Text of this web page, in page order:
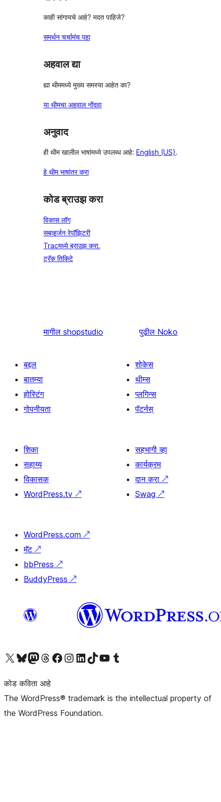
काही सांगायचे आहे? मदत पाहिजे?
समर्थन चर्चामंच पहा
अहवाल द्या
ह्या थीममध्ये मुख्य समस्या आहेत का?
या थीमचा अहवाल नोंदवा
अनुवाद
ही थीम खालील भाषांमध्ये उपलब्ध आहे: English (US).
हे थीम भाषांतर करा
कोड ब्राउझ करा
विकास लॉग
सबव्हर्जन रेपॉझिटरी
Tracमध्ये ब्राउझ करा.
ट्रॅक तिकिटे
मागील shopstudio पुढील Noko
बद्दल
बातम्या
होस्टिंग
गोपनीयता
शोकेस
थीम्स
प्लगिन्स
पॅटर्नस्
शिका
सहाय्य
विकासक
WordPress.tv ↗
सहभागी व्हा
कार्यक्रम
दान करा ↗
Swag ↗
WordPress.com ↗
मॅट ↗
bbPress ↗
BuddyPress ↗
आमच्या X (एक्स) (पूर्वीचे ट्विटर) खात्याला भेट द्या आमच्या ब्लूस्की खात्याला भेट द्या.आमच्या Mastodon खात्याला भेट द्या.आमच्या थ्रेड्स खात्याला भेट द्या. आमच्या फेसबुक पेजला भेट द्या आमच्या इंस्टाग्राम खात्याला भेट द्या आमच्या लिंक्डइन खात्याला भेट द्या आमच्या टिकटॉक अकाउंटला भेट द्या.आमच्या यूट्यूब चॅनेलला भेट द्या आमच्या टंबलर खात्याला भेट द्या.
कोड कविता आहे
The WordPress® trademark is the intellectual property of
the WordPress Foundation.